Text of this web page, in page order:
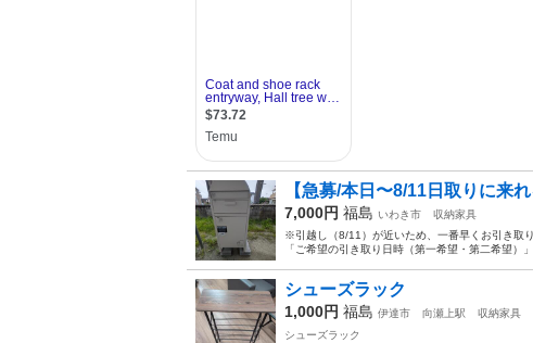
【急募/本日〜8/11日取りに来
7,000円 福島 いわき市
収納家具
※引越し（8/11）が近いため、一番早くお引き取
「ご希望の引き取り日時（第一希望・第二希望）
シューズラック
1,000円 福島 伊達市 向瀬上駅
収納家具
シューズラック